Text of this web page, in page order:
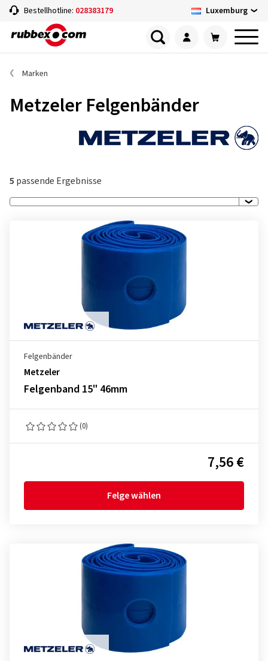
Bestellhotline: 028383179 Luxemburg
Marken
Metzeler Felgenbänder
5 passende Ergebnisse
Felgenbänder
Metzeler
Felgenband 15" 46mm
(0)
7,56 €
Felge wählen